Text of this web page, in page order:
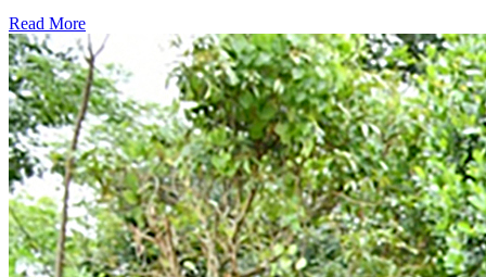
Read More